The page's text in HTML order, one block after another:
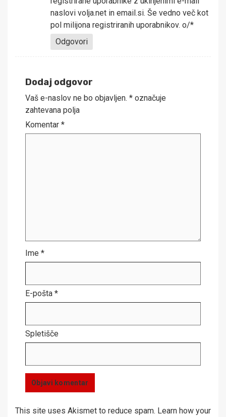
naslovi volja.net in email.si. Še vedno več kot
pol milijona registriranih uporabnikov. o/*
Odgovori
Dodaj odgovor
Vaš e-naslov ne bo objavljen. * označuje
zahtevana polja
Komentar *
Ime *
E-pošta *
Spletišče
This site uses Akismet to reduce spam. Learn how your